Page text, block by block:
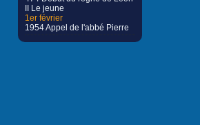
II Le jeune
1er février
1954 Appel de l'abbé Pierre